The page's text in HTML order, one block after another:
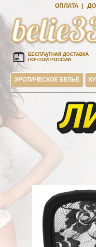
ОПЛАТА
БЕСПЛАТНАЯ ДОСТАВКА
ПОЧТОЙ РОССИИ
ЭРОТИЧЕСКОЕ БЕЛЬЕ